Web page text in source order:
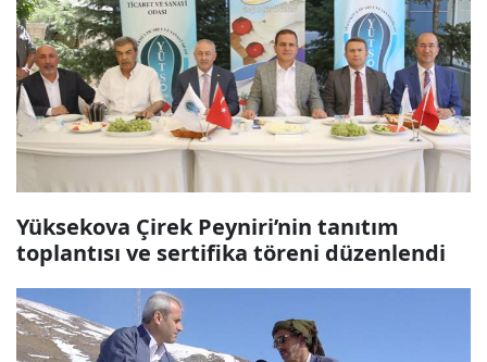
Yüksekova Çirek Peyniri’nin tanıtım
toplantısı ve sertifika töreni düzenlendi